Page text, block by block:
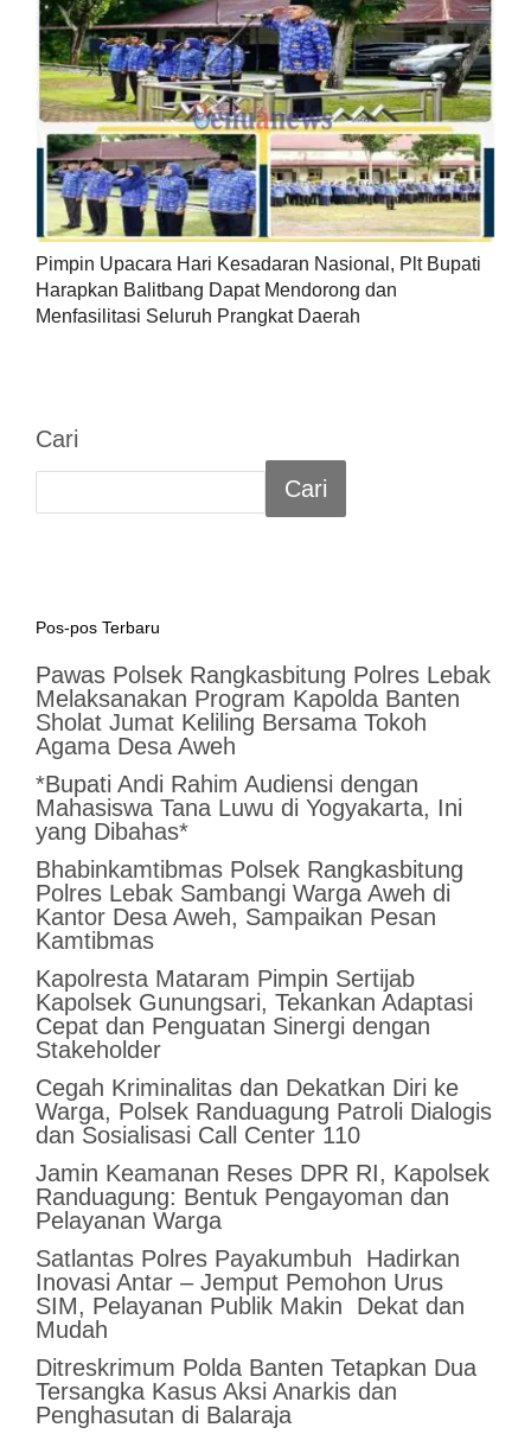
Pimpin Upacara Hari Kesadaran Nasional, Plt Bupati
Harapkan Balitbang Dapat Mendorong dan
Menfasilitasi Seluruh Prangkat Daerah
Cari
Cari
Pos-pos Terbaru
Pawas Polsek Rangkasbitung Polres Lebak
Melaksanakan Program Kapolda Banten
Sholat Jumat Keliling Bersama Tokoh
Agama Desa Aweh
*Bupati Andi Rahim Audiensi dengan
Mahasiswa Tana Luwu di Yogyakarta, Ini
yang Dibahas*
Bhabinkamtibmas Polsek Rangkasbitung
Polres Lebak Sambangi Warga Aweh di
Kantor Desa Aweh, Sampaikan Pesan
Kamtibmas
Kapolresta Mataram Pimpin Sertijab
Kapolsek Gunungsari, Tekankan Adaptasi
Cepat dan Penguatan Sinergi dengan
Stakeholder
Cegah Kriminalitas dan Dekatkan Diri ke
Warga, Polsek Randuagung Patroli Dialogis
dan Sosialisasi Call Center 110
Jamin Keamanan Reses DPR RI, Kapolsek
Randuagung: Bentuk Pengayoman dan
Pelayanan Warga
Satlantas Polres Payakumbuh Hadirkan
Inovasi Antar – Jemput Pemohon Urus
SIM, Pelayanan Publik Makin Dekat dan
Mudah
Ditreskrimum Polda Banten Tetapkan Dua
Tersangka Kasus Aksi Anarkis dan
Penghasutan di Balaraja